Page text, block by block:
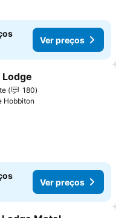
Ver preços
aos favoritos
Lodge
180
Hobbiton
Ver preços